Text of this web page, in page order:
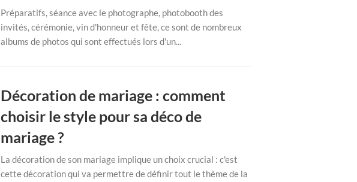
Préparatifs, séance avec le photographe, photobooth des
invités, cérémonie, vin d'honneur et fête, ce sont de nombreux
albums de photos qui sont effectués lors d'un...
Décoration de mariage : comment
choisir le style pour sa déco de
mariage ?
La décoration de son mariage implique un choix crucial : c'est
cette décoration qui va permettre de définir tout le thème de la